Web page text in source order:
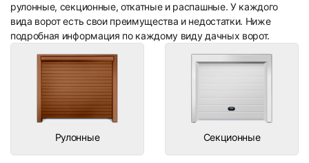
рулонные, секционные, откатные и распашные. У каждого
вида ворот есть свои преимущества и недостатки. Ниже
подробная информация по каждому виду дачных ворот.
Рулонные Секционные